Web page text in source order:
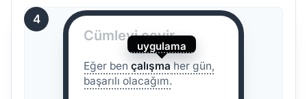
4
Cümleyi çevir
Eğer ben çalışma
uygulama
her gün,
başarılı olacağım.